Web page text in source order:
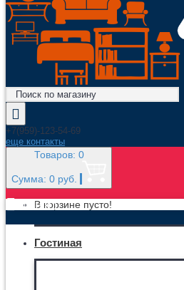
+7(959)-123-54-69
еще контакты
Товаров: 0
Сумма: 0 руб.
В корзине пусто!
МЕНЮ
Гостиная